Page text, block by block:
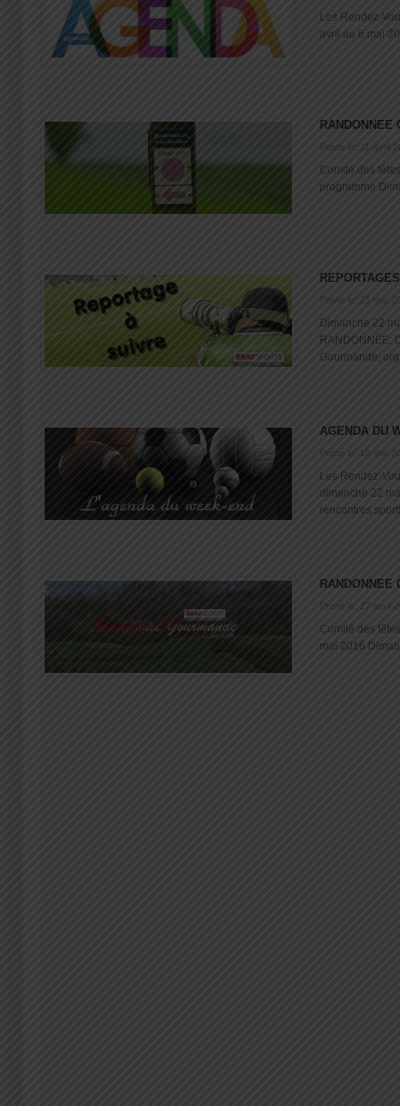
Les Rendez-
avril au 6 mai
RANDONNEE
Posté le: 11 avril
Comité des
programme
Posté le: 21 mai
Dimanche 22
RANDONNÉE:
Gourmande,
AGENDA DU
Posté le: 18 mai
Les Rendez-
dimanche 22
rencontres
RANDONNEE
Posté le: 27 avril
Comité des
mai 2016